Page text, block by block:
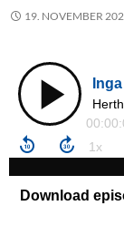
19. NOVEMBER